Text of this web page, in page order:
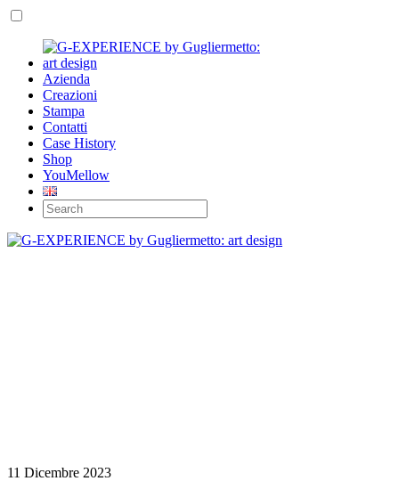
Azienda
Creazioni
Stampa
Contatti
Case History
Shop
YouMellow
11 Dicembre 2023